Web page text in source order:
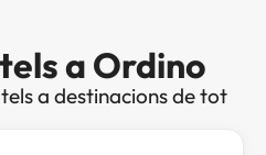
a Ordino
a destinacions de tot